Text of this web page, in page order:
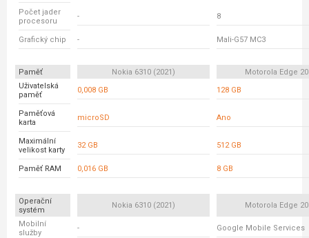
Počet jader
procesoru
- 8
Grafický chip - Mali-G57 MC3
Paměť Nokia 6310 (2021)
Motorola Edge
Uživatelská
paměť
0,008 GB 128 GB
Paměťová
karta
microSD Ano
Maximální
velikost karty
32 GB 512 GB
Paměť RAM 0,016 GB 8 GB
Operační
systém
Nokia 6310 (2021) Motorola Edge
Mobilní
služby
- Google Mobile Services